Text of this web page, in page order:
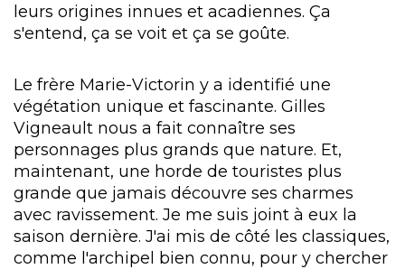
leurs origines innues et acadiennes. Ça
s'entend, ça se voit et ça se goûte.
Le frère Marie-Victorin y a identifié une
végétation unique et fascinante. Gilles
Vigneault nous a fait connaître ses
personnages plus grands que nature. Et,
maintenant, une horde de touristes plus
grande que jamais découvre ses charmes
avec ravissement. Je me suis joint à eux la
saison dernière. J'ai mis de côté les classiques,
comme l'archipel bien connu, pour y chercher